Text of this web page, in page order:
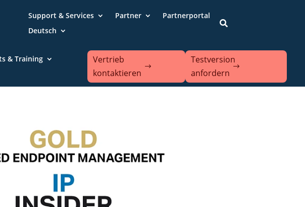
Support & Services Partner
Partnerportal
Deutsch

& Training
Vertrieb
kontaktieren
Testversion
anfordern